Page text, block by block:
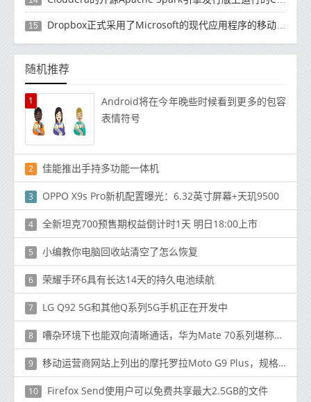
15 Dropbox正式​​采用了Microsoft的现代应用程序的移动计算方法
随机推荐
1
Android将在今年晚些时候看到更多的包容
表情符号
2 佳能推出手持多功能一体机
3 OPPO X9s Pro新机配置曝光：6.32英寸屏幕+天玑9500
4 全新坦克700预售期权益倒计时1天 明日18:00上市
5 小编教你电脑回收站清空了怎么恢复
6 荣耀手环6具有长达14天的持久电池续航
7 LG Q92 5G和其他Q系列5G手机正在开发中
8 嘈杂环境下也能双向清晰通话，华为Mate 70系列堪称春节通话神器
9 移动运营商网站上列出的摩托罗拉Moto G9 Plus，规格和价格
10 Firefox Send使用户可以免费共享最大2.5GB的文件